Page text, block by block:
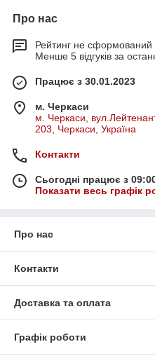
Про нас
Рейтинг не сформований
Менше 5 відгуків за
Працює з 30.01.2023
м. Черкаси
м. Черкаси,
203, Черкаси, Україна
Контакти
Сьогодні працює з
Показати весь графік
Про нас
Контакти
Доставка та оплата
Графік роботи